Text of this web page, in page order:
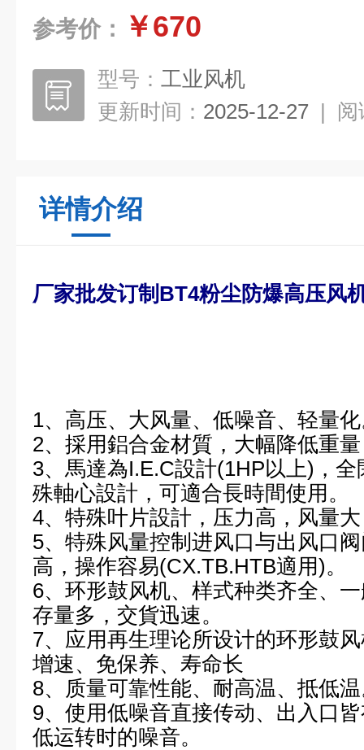
参考价： ￥670
型号： 工业风机
更新时间： 2025-12-27 | 阅
详情介绍
厂家批发订制BT4粉尘防爆高压风
1、高压、大风量、低噪音、轻量
2、採用鋁合金材質，大幅降低重
3、馬達為I.E.C設計(1HP以上)，
殊軸心設計，可適合長時間使用。
4、特殊叶片設計，压力高，风量
5、特殊风量控制进风口与出风口
高，操作容易(CX.TB.HTB適用)。
6、环形鼓风机、样式种类齐全、
存量多，交貨迅速。
7、应用再生理论所设计的环形鼓
增速、免保养、寿命长
8、质量可靠性能、耐高温、抵低
9、使用低噪音直接传动、出入口
低运转时的噪音。